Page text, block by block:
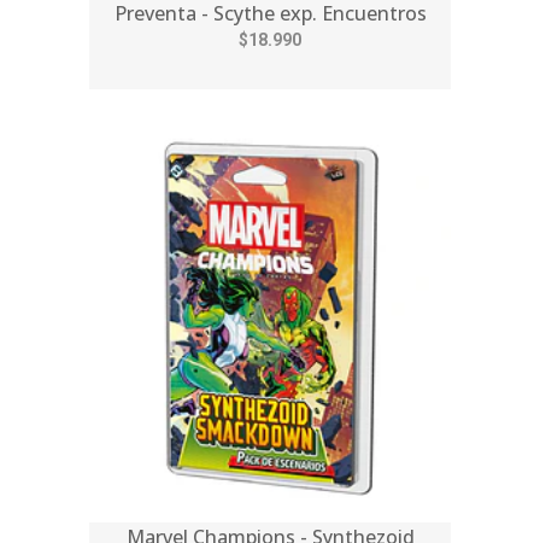
Preventa - Scythe exp. Encuentros
$18.990
Marvel Champions - Synthezoid